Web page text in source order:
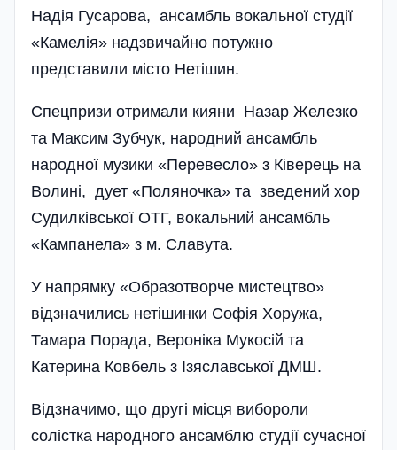
Надія Гусарова, ансамбль вокальної студії
«Камелія» надзвичайно потужно
представили місто Неті­шин.
Спецпризи отримали кияни Назар Железко
та Максим Зубчук, народний ансамбль
народної музики «Перевесло» з Ківерець на
Волині, дует «Поляночка» та зведений хор
Судилківської ОТГ, вокальний ансамбль
«Кампанела» з м. Славута.
У напрямку «Образотворче ми­с­тецтво»
відзначились нетішинки Софія Хоружа,
Тамара Порада, Верон­іка Мукосій та
Катерина Ковбель­ з Ізяславської ДМШ.
Відзначимо, що другі місця вибо­роли
солістка народного ансамблю­ студії сучасної